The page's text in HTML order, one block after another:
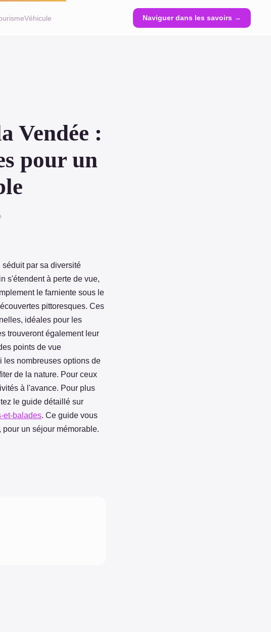
Véhicule Naviguer dans les savoirs →
Vendée :
pour un
par sa diversité
s'étendent à perte de vue,
le farniente sous le
pittoresques. Ces
idéales pour les
trouveront également leur
points de vue
les nombreuses options de
de la nature. Pour ceux
à l'avance. Pour plus
le guide détaillé sur
et-balades. Ce guide vous
un séjour mémorable.